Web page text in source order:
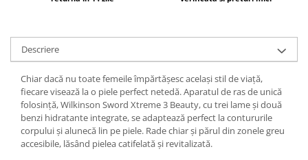
Descriere
Chiar dacă nu toate femeile împărtășesc același stil de viață,
fiecare visează la o piele perfect netedă. Aparatul de ras de unică
folosință, Wilkinson Sword Xtreme 3 Beauty, cu trei lame și două
benzi hidratante integrate, se adaptează perfect la contururile
corpului și alunecă lin pe piele. Rade chiar și părul din zonele greu
accesibile, lăsând pielea catifelată și revitalizată.